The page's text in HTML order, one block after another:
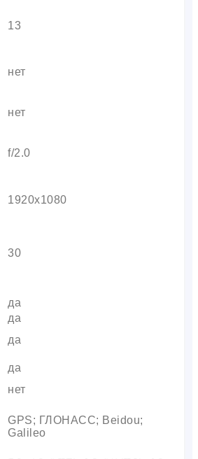
13
нет
нет
f/2.0
1920х1080
30
да
да
да
да
нет
GPS; ГЛОНАСС; Beidou;
Galileo